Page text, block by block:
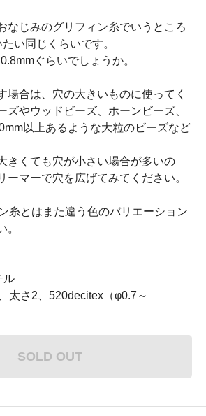
なじみのグリフィン糸でいうところ
い同じくらいです。
ぐらいでしょうか。
場合は、穴の大きいものに使ってく
ズやウッドビーズ、ホーンビーズ、
以上あるような大粒のビーズなど
きくても穴が小さい場合が多いの
ーマーで穴を広げてみてください。
糸とはまた違う色のバリエーション
。
ル
太さ2、520decitex（φ0.7～
SOLD OUT